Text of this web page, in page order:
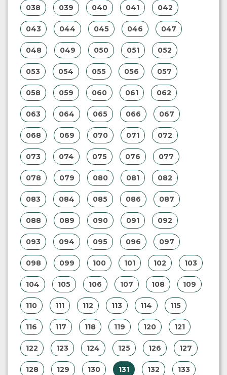
038 039 040 041 042
043 044 045 046 047
048 049 050 051 052
053 054 055 056 057
058 059 060 061 062
063 064 065 066 067
068 069 070 071 072
073 074 075 076 077
078 079 080 081 082
083 084 085 086 087
088 089 090 091 092
093 094 095 096 097
098 099 100 101 102 103
104 105 106 107 108 109
110 111 112 113 114 115
116 117 118 119 120 121
122 123 124 125 126 127
128 129 130 131 132 133